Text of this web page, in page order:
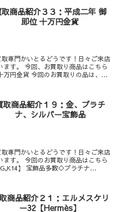
取商品紹介３３：平成二年 御
即位 十万円金貨
専門かいとるどうです！日々ご来店
品はこちら
取商品紹介１９：金、プラチ
ナ、シルバー宝飾品
専門かいとるどうです！日々ご来店
品はこちら
】 宝飾品多数◇プラチナ
商品紹介２１：エルメスケリ
ー32【Hermès】